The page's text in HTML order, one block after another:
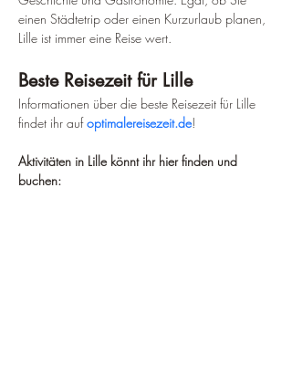
einen Städtetrip oder einen Kurzurlaub planen,
Lille ist immer eine Reise wert.
Beste Reisezeit für Lille
Informationen über die beste Reisezeit für Lille
findet ihr auf optimalereisezeit.de!
Aktivitäten in Lille könnt ihr hier finden und
buchen: